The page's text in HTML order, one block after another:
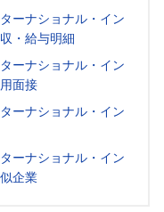
ーナショナル・イン
・給与明細
ーナショナル・イン
面接
ーナショナル・イン
ーナショナル・イン
企業